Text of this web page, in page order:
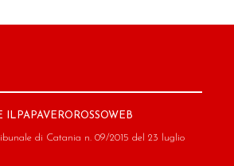
ILPAPAVEROROSSOWEB
di Catania n. 09/2015 del 23 luglio